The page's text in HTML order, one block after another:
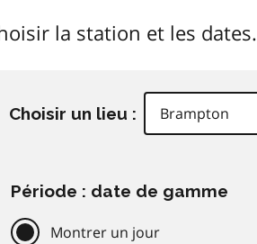
la station et les dates.
Choisir un lieu :
Période : date de gamme
Montrer un jour